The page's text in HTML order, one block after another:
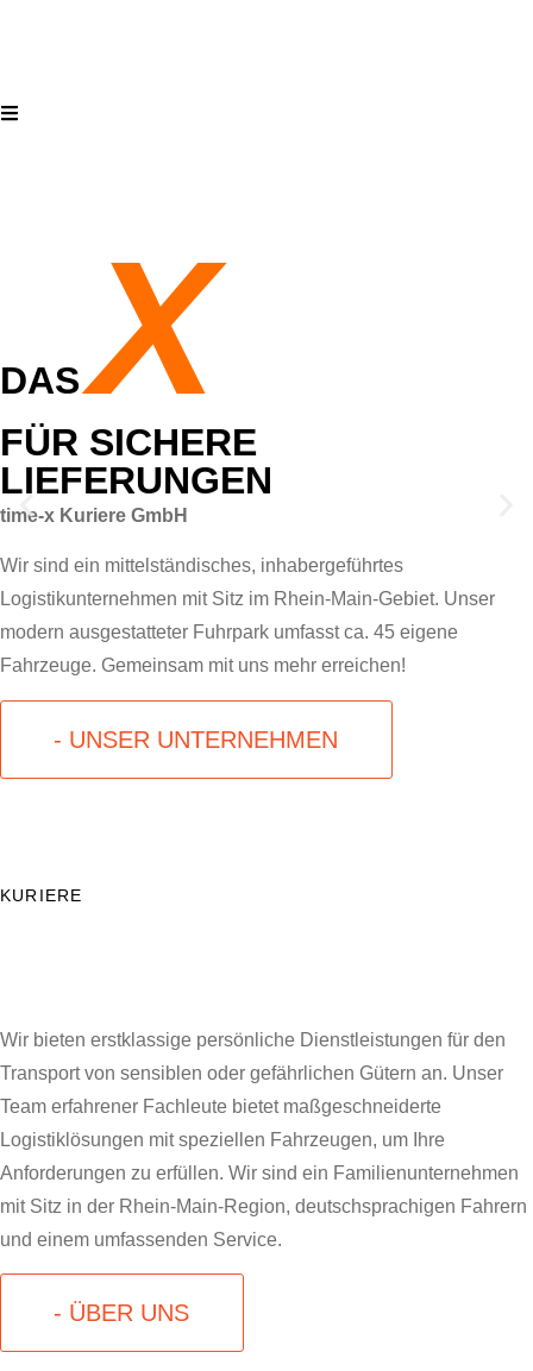
DASX
FÜR SICHERE
LIEFERUNGEN
time-x Kuriere GmbH
Wir sind ein mittelständisches, inhabergeführtes
Logistikunternehmen mit Sitz im Rhein-Main-Gebiet. Unser
modern ausgestatteter Fuhrpark umfasst ca. 45 eigene
Fahrzeuge. Gemeinsam mit uns mehr erreichen!
- UNSER UNTERNEHMEN
KURIERE
Wir bieten erstklassige persönliche Dienstleistungen für den
Transport von sensiblen oder gefährlichen Gütern an. Unser
Team erfahrener Fachleute bietet maßgeschneiderte
Logistiklösungen mit speziellen Fahrzeugen, um Ihre
Anforderungen zu erfüllen. Wir sind ein Familienunternehmen
mit Sitz in der Rhein-Main-Region, deutschsprachigen Fahrern
und einem umfassenden Service.
- ÜBER UNS